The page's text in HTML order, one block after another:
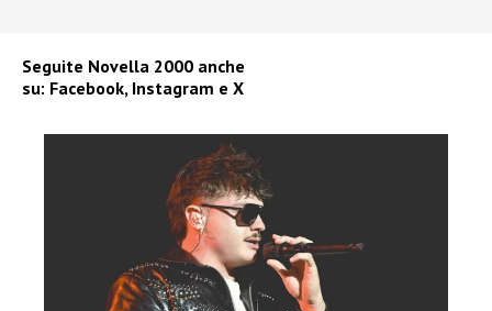
Seguite Novella 2000 anche
su: Facebook, Instagram e X